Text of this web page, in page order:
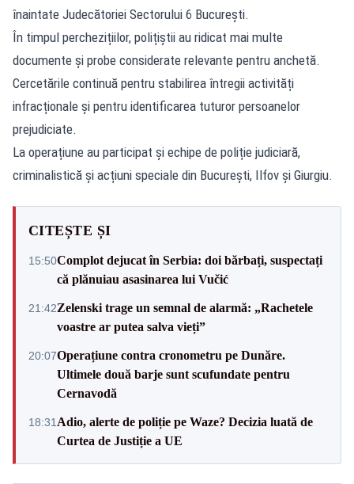
înaintate Judecătoriei Sectorului 6 București.
În timpul perchezițiilor, polițiștii au ridicat mai multe
documente și probe considerate relevante pentru anchetă.
Cercetările continuă pentru stabilirea întregii activități
infracționale și pentru identificarea tuturor persoanelor
prejudiciate.
La operațiune au participat și echipe de poliție judiciară,
criminalistică și acțiuni speciale din București, Ilfov și Giurgiu.
CITEȘTE ȘI
15:50Complot dejucat în Serbia: doi bărbați, suspectați
că plănuiau asasinarea lui Vučić
21:42Zelenski trage un semnal de alarmă: „Rachetele
voastre ar putea salva vieți”
20:07Operațiune contra cronometru pe Dunăre.
Ultimele două barje sunt scufundate pentru
Cernavodă
18:31 Adio, alerte de poliție pe Waze? Decizia luată de
Curtea de Justiție a UE